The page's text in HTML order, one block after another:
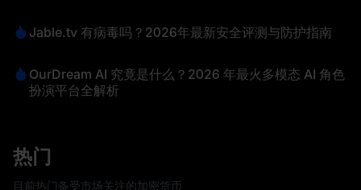
Jable.tv 有病毒吗？2026年最新安全评测与防护指南
OurDream AI 究竟是什么？2026 年最火多模态 AI 角色
扮演平台全解析
热门
目前热门备受市场关注的加密货币